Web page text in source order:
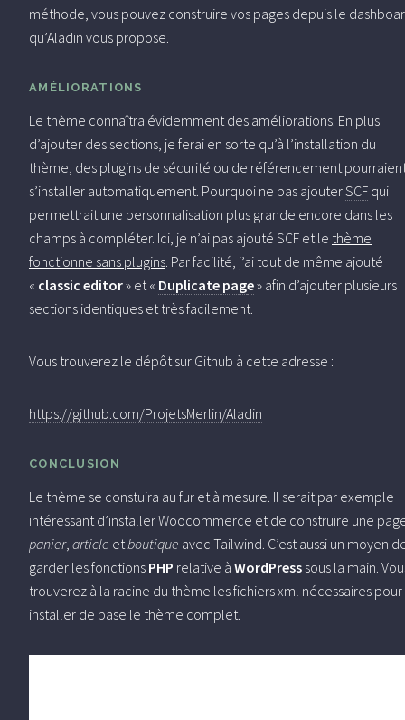
méthode, vous pouvez construire vos pages depuis le
qu’Aladin vous propose.
AMÉLIORATIONS
Le thème connaîtra évidemment des améliorations. En plus
d’ajouter des sections, je ferai en sorte qu’à l’installation du
thème, des plugins de sécurité ou de référencement
s’installer automatiquement. Pourquoi ne pas ajouterSCF qui
permettrait une personnalisation plus grande encore dans les
champs à compléter. Ici, je n’ai pas ajouté SCF et le thème
fonctionne sans plugins . Par facilité, j’ai tout de même ajouté
« classic editor» et « Duplicate page» afin d’ajouter plusieurs
sections identiques et très facilement.
Vous trouverez le dépôt sur Github à cette adresse :
https://github.com/ProjetsMerlin/Aladin
CONCLUSION
Le thème se constuira au fur et à mesure. Il serait par exemple
intéressant d’installer Woocommerce et de construire une
panier, article et boutique avec Tailwind. C’est aussi un moyen
garder les fonctions PHP relative à WordPress sous la main.
trouverez à la racine du thème les fichiers xml nécessaires pour
installer de base le thème complet.